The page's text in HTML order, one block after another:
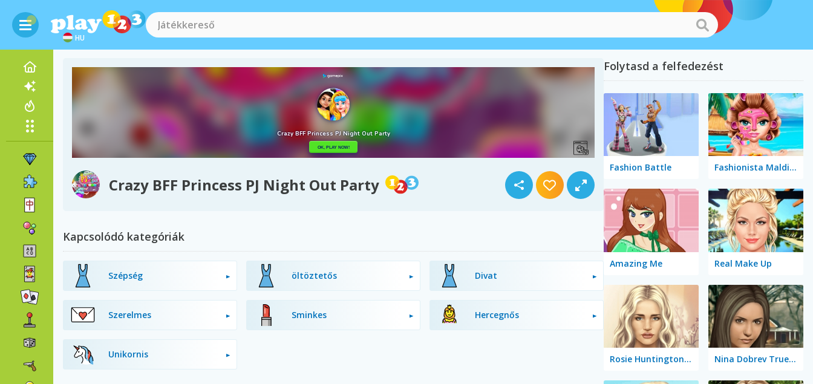
HU
Crazy BFF Princess PJ Night Out Party
Kapcsolódó kategóriák
Szépség öltöztetős Divat
Szerelmes Sminkes Hercegnős
Unikornis
Folytasd a felfedezést
Fashion Battle Fashionista Maldives
Amazing Me Real Make Up
Rosie Huntington-Whiteley True Make Up Nina Dobrev True Make Up